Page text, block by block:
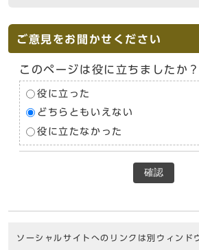
ご意見をお聞かせください
このページは役に立ちましたか？
役に立った
どちらともいえない
役に立たなかった
確認
ソーシャルサイトへのリンクは別ウィンド